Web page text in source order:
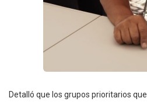
Detalló que los grupos prioritarios que